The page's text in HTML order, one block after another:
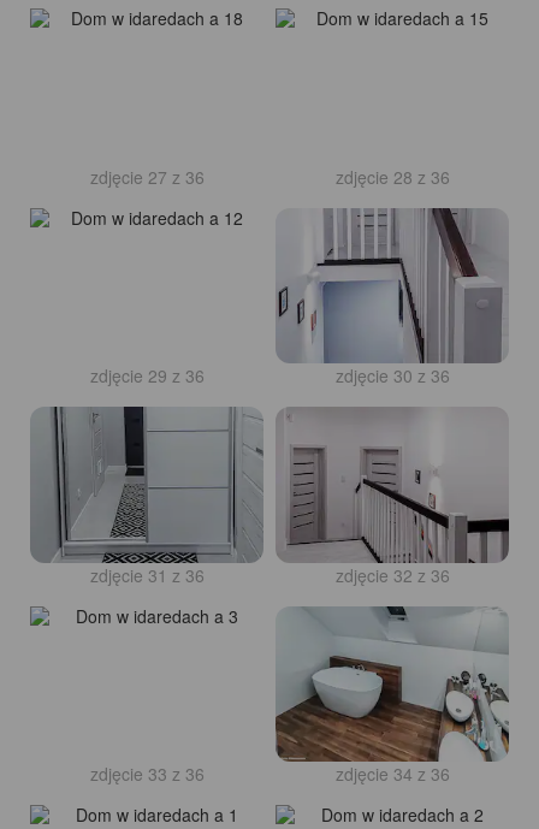
zdjęcie 27 z 36 zdjęcie 28 z 36
zdjęcie 29 z 36 zdjęcie 30 z 36
zdjęcie 31 z 36 zdjęcie 32 z 36
zdjęcie 33 z 36 zdjęcie 34 z 36